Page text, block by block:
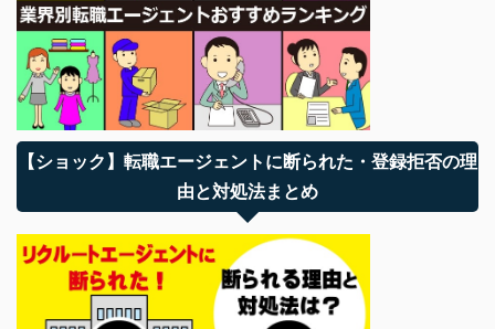
【ショック】転職エージェントに断られた・登録拒否の理
由と対処法まとめ